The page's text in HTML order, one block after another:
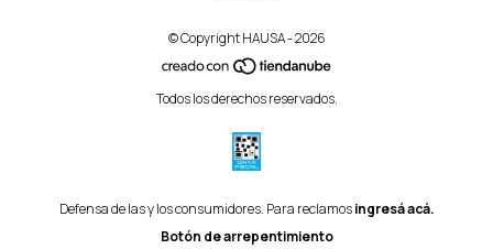
© Copyright HAUSA - 2026
Todos los derechos reservados.
Defensa de las y los consumidores. Para reclamos ingresá acá.
Botón de arrepentimiento